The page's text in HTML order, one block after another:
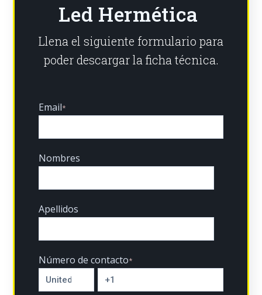
Led Hermética
Llena el siguiente formulario para
poder descargar la ficha técnica.
Email*
Nombres
Apellidos
Número de contacto*